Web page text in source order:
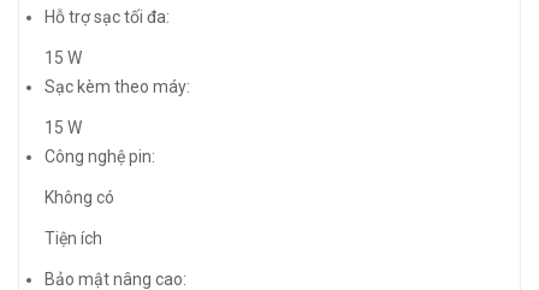
Hỗ trợ sạc tối đa:
15 W
Sạc kèm theo máy:
15 W
Công nghệ pin:
Không có
Tiện ích
Bảo mật nâng cao: